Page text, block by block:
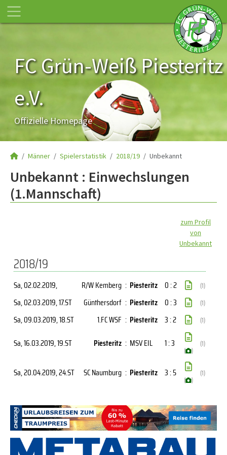
FC Grün-Weiß Piesteritz
e.V.
Offizielle Homepage
Männer Spielerstatistik 2018/19 Unbekannt
Unbekannt : Einwechslungen
(1.Mannschaft)
zum Profil
von
Unbekannt
2018/19
Sa, 02.02.2019, R/W Kemberg : Piesteritz 0 : 2 (1)
Sa, 02.03.2019, 17.ST Günthersdorf : Piesteritz 0 : 3 (1)
Sa, 09.03.2019, 18.ST 1.FC WSF : Piesteritz 3 : 2 (1)
Sa, 16.03.2019, 19.ST Piesteritz : MSV EIL 1 : 3
( )
(1)
Sa, 20.04.2019, 24.ST SC Naumburg : Piesteritz 3 : 5
( )
(1)